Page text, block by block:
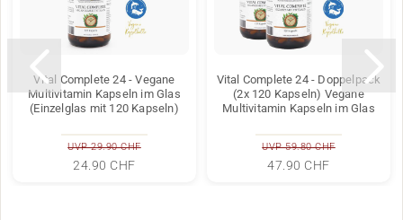
Vital Complete 24 - Vegane
Multivitamin Kapseln im Glas
(Einzelglas mit 120 Kapseln)
UVP 29.90 CHF
24.90 CHF
Vital Complete 24 - Doppelpack
(2x 120 Kapseln) Vegane
Multivitamin Kapseln im Glas
UVP 59.80 CHF
47.90 CHF